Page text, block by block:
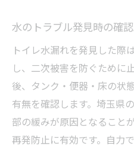
水のトラブル発見時の確
トイレ水漏れを発見した際
し、二次被害を防ぐために
後、タンク・便器・床の状
有無を確認します。埼玉県
部の緩みが原因となること
再発防止に有効です。自力